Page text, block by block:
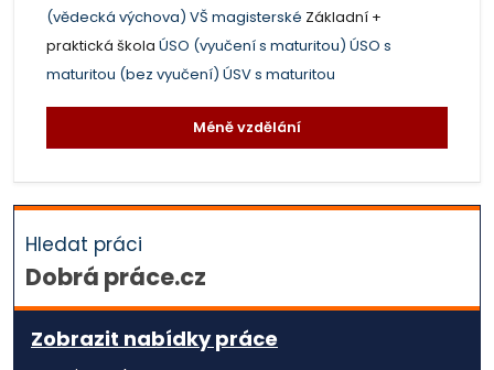
(vědecká výchova) VŠ magisterské Základní +
praktická škola ÚSO (vyučení s maturitou) ÚSO s
maturitou (bez vyučení) ÚSV s maturitou
Méně vzdělání
Hledat práci
Dobrá práce.cz
Zobrazit nabídky práce